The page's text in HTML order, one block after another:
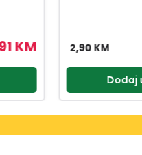
KM 4,20 KM
Dodaj